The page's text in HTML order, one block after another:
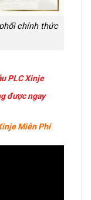
chính thức
PLC Xinje
được ngay
Miễn Phí